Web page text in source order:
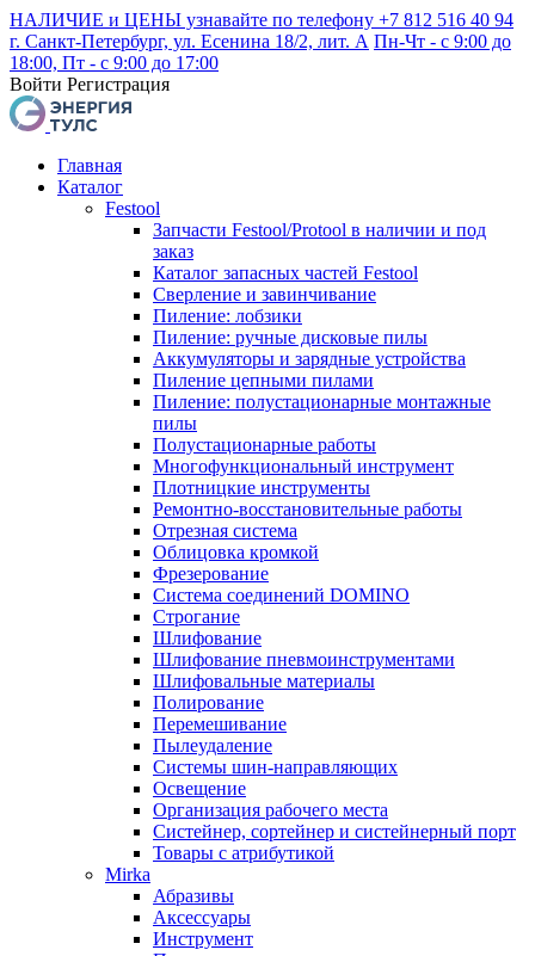
НАЛИЧИЕ и ЦЕНЫ узнавайте по телефону +7 812 516 40 94
г. Санкт-Петербург, ул. Есенина 18/2, лит. А Пн-Чт - с 9:00 до
18:00, Пт - с 9:00 до 17:00
Войти Регистрация
Главная
Каталог
Festool
Запчасти Festool/Protool в наличии и под
заказ
Каталог запасных частей Festool
Сверление и завинчивание
Пиление: лобзики
Пиление: ручные дисковые пилы
Аккумуляторы и зарядные устройства
Пиление цепными пилами
Пиление: полустационарные монтажные
пилы
Полустационарные работы
Многофункциональный инструмент
Плотницкие инструменты
Ремонтно-восстановительные работы
Отрезная система
Облицовка кромкой
Фрезерование
Система соединений DOMINO
Строгание
Шлифование
Шлифование пневмоинструментами
Шлифовальные материалы
Полирование
Перемешивание
Пылеудаление
Системы шин-направляющих
Освещение
Организация рабочего места
Систейнер, сортейнер и систейнерный порт
Товары с атрибутикой
Mirka
Абразивы
Аксессуары
Инструмент